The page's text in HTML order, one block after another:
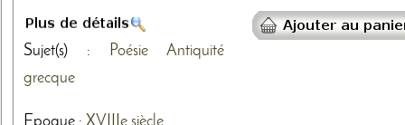
Sujet(s) : Poésie
Antiquité
grecque
Epoque : XVIIIe siècle